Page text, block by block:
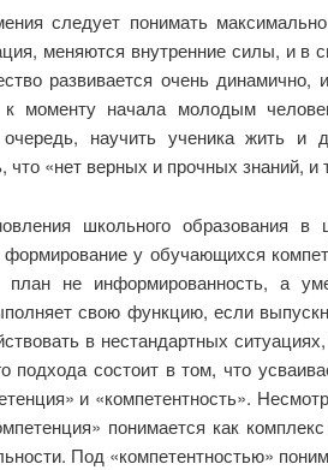
следует понимать
меняются внутренние силы, и
развивается очень
моменту начала молодым
научить ученика жить и
«нет верных и прочных знаний,
школьного образования в
у обучающихся
не информированность, а
свою функцию, если
в нестандартных
состоит в том, что
и «компетентность».
понимается как
Под «компетентностью»